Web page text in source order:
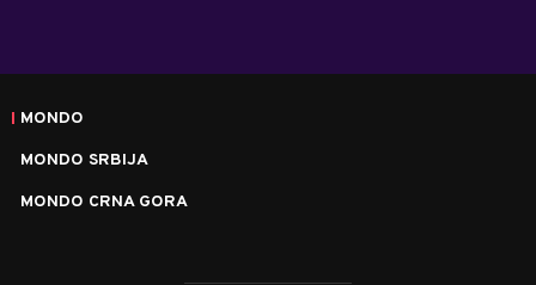
MONDO
MONDO SRBIJA
MONDO CRNA GORA